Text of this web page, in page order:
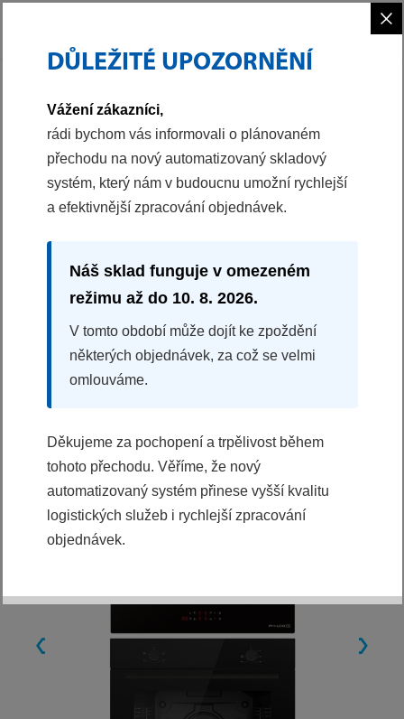
AKČNÍ SET TROUBA A INDUKČNÍ DESKA
POB 844 B + PHD 640 EPB
Vestavná trouba
Indukční varná deska
Splátková kalkulačka
KOUPIT
×
DŮLEŽITÉ UPOZORNĚNÍ
Vážení zákazníci,
rádi bychom vás informovali o plánovaném
přechodu na nový automatizovaný skladový
systém, který nám v budoucnu umožní rychlejší
a efektivnější zpracování objednávek.
Náš sklad funguje v omezeném
režimu až do 10. 8. 2026.
V tomto období může dojít ke zpoždění
některých objednávek, za což se velmi
omlouváme.
Děkujeme za pochopení a trpělivost během
tohoto přechodu. Věříme, že nový
automatizovaný systém přinese vyšší kvalitu
logistických služeb i rychlejší zpracování
objednávek.